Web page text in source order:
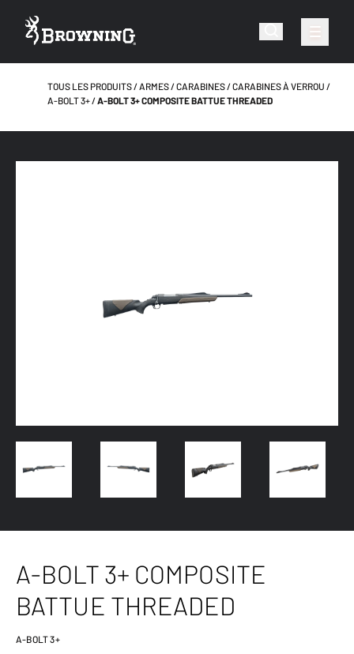
TOUS LES PRODUITS ARMES CARABINES
CARABINES À VERROU
A-BOLT 3+
A-BOLT 3+ COMPOSITE BATTUE THREADED
A-BOLT 3+ COMPOSITE
BATTUE THREADED
A-BOLT 3+